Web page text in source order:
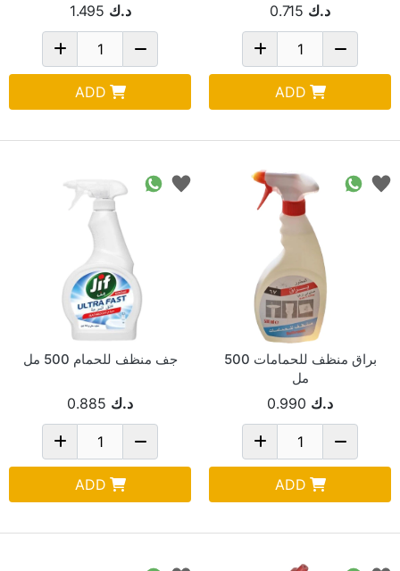
د.ك 0.715
ADD
د.ك 1.495
ADD
براق منظف للحمامات 500
مل
د.ك 0.990
ADD
جف منظف للحمام 500 مل
د.ك 0.885
ADD